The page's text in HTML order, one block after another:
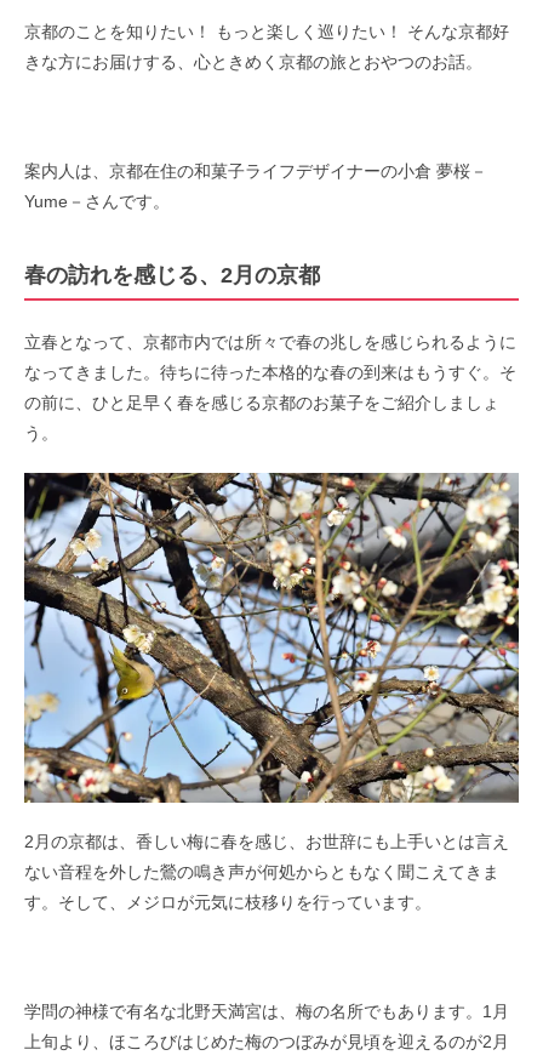
京都のことを知りたい！ もっと楽しく巡りたい！ そんな京都好
きな方にお届けする、心ときめく京都の旅とおやつのお話。
案内人は、京都在住の和菓子ライフデザイナーの小倉 夢桜－
Yume－さんです。
春の訪れを感じる、2月の京都
立春となって、京都市内では所々で春の兆しを感じられるように
なってきました。待ちに待った本格的な春の到来はもうすぐ。そ
の前に、ひと足早く春を感じる京都のお菓子をご紹介しましょ
う。
2月の京都は、香しい梅に春を感じ、お世辞にも上手いとは言え
ない音程を外した鶯の鳴き声が何処からともなく聞こえてきま
す。そして、メジロが元気に枝移りを行っています。
学問の神様で有名な北野天満宮は、梅の名所でもあります。1月
上旬より、ほころびはじめた梅のつぼみが見頃を迎えるのが2月